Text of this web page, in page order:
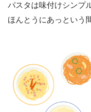
パスタは味付けシンプ
ほんとうにあっという